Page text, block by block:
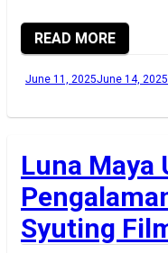
READ MORE
June 11, 2025June 14, 2025
Luna Maya
Syuting